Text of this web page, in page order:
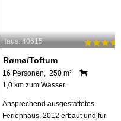
Haus: 40615
Rømø/Toftum
16 Personen, 250 m²
1,0 km zum Wasser.
Ansprechend ausgestattetes
Ferienhaus, 2012 erbaut und für